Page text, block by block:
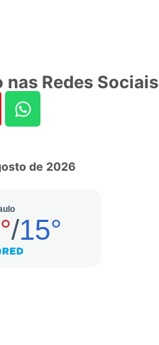
Redes Sociais
de 2026